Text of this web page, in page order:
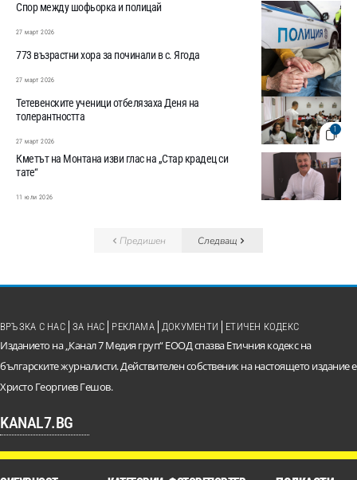
Спор между шофьорка и полицай
27 март 2026
773 възрастни хора за починали в с. Ягода
27 март 2026
1
Тетевенските ученици отбелязаха Деня на
толерантността
27 март 2026
Кметът на Монтана изви глас на „Стар крадец си
тате“
11 юли 2026
Предишен Следващ
Изданието на „Канал 7 Медия груп“ ЕООД спазва Етичния кодекс на
българските журналисти. Действителен собственик на настоящето издание е
Христо Георгиев Гешов.
KANAL7.BG
ВРЪЗКА С НАС ЗА НАС РЕКЛАМА ДОКУМЕНТИ ЕТИЧЕН КОДЕКС